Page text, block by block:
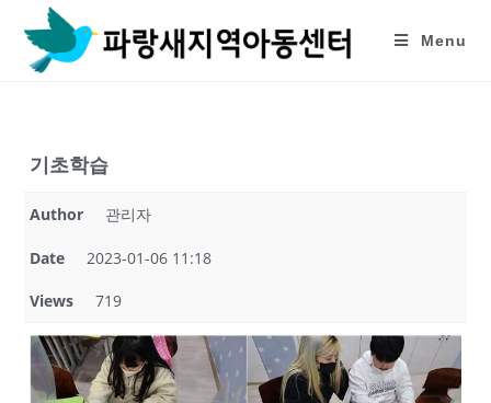
content
Menu
기초학습
Author 관리자
Date 2023-01-06 11:18
Views 719